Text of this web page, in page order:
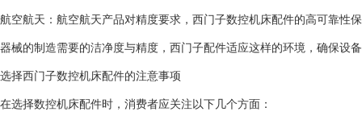
航空航天：航空航天产品对精度要求，西门子数控机床配件的高可靠性
器械的制造需要的洁净度与精度，西门子配件适应这样的环境，确保设
选择西门子数控机床配件的注意事项
在选择数控机床配件时，消费者应关注以下几个方面：